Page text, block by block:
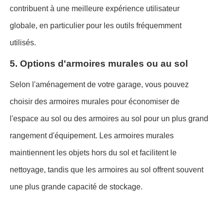
contribuent à une meilleure expérience utilisateur
globale, en particulier pour les outils fréquemment
utilisés.
5. Options d'armoires murales ou au sol
Selon l'aménagement de votre garage, vous pouvez
choisir des armoires murales pour économiser de
l'espace au sol ou des armoires au sol pour un plus grand
rangement d'équipement. Les armoires murales
maintiennent les objets hors du sol et facilitent le
nettoyage, tandis que les armoires au sol offrent souvent
une plus grande capacité de stockage.